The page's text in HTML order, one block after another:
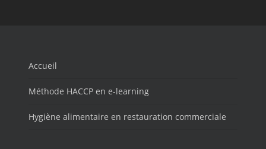
Accueil
Méthode HACCP en e-learning
Hygiène alimentaire en restauration commerciale